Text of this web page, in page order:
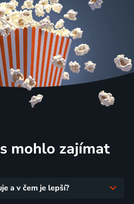
mohlo zajímat
a v čem je lepší?